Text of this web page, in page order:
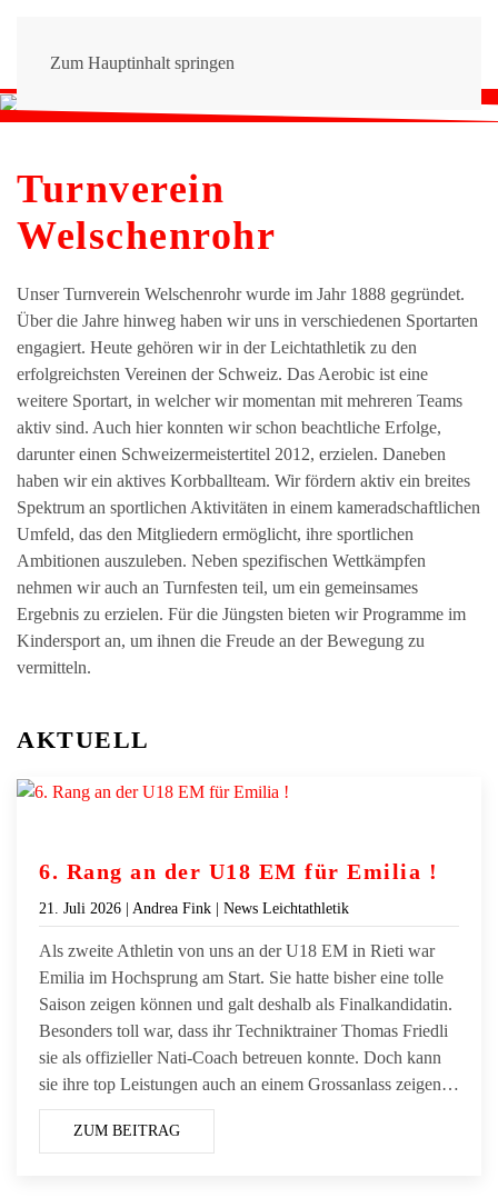
Zum Hauptinhalt springen
Turnverein
Welschenrohr
Unser Turnverein Welschenrohr wurde im Jahr 1888 gegründet.
Über die Jahre hinweg haben wir uns in verschiedenen Sportarten
engagiert. Heute gehören wir in der Leichtathletik zu den
erfolgreichsten Vereinen der Schweiz. Das Aerobic ist eine
weitere Sportart, in welcher wir momentan mit mehreren Teams
aktiv sind. Auch hier konnten wir schon beachtliche Erfolge,
darunter einen Schweizermeistertitel 2012, erzielen. Daneben
haben wir ein aktives Korbballteam. Wir fördern aktiv ein breites
Spektrum an sportlichen Aktivitäten in einem kameradschaftlichen
Umfeld, das den Mitgliedern ermöglicht, ihre sportlichen
Ambitionen auszuleben. Neben spezifischen Wettkämpfen
nehmen wir auch an Turnfesten teil, um ein gemeinsames
Ergebnis zu erzielen. Für die Jüngsten bieten wir Programme im
Kindersport an, um ihnen die Freude an der Bewegung zu
vermitteln.
AKTUELL
6. Rang an der U18 EM für Emilia !
21. Juli 2026 | Andrea Fink | News Leichtathletik
Als zweite Athletin von uns an der U18 EM in Rieti war
Emilia im Hochsprung am Start. Sie hatte bisher eine tolle
Saison zeigen können und galt deshalb als Finalkandidatin.
Besonders toll war, dass ihr Techniktrainer Thomas Friedli
sie als offizieller Nati-Coach betreuen konnte. Doch kann
sie ihre top Leistungen auch an einem Grossanlass zeigen…
ZUM BEITRAG